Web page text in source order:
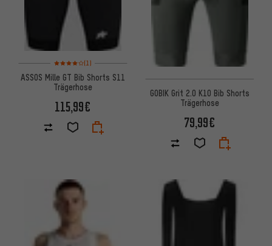
Bewertungen: 4 von 5 basierend auf 1 Bewertungen
(1)
ASSOS Mille GT Bib Shorts S11
Trägerhose
115,99€
GOBIK Grit 2.0 K10 Bib Shorts
Trägerhose
79,99€